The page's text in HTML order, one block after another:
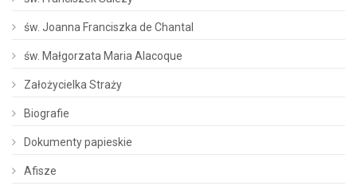
św. Joanna Franciszka de Chantal
św. Małgorzata Maria Alacoque
Założycielka Straży
Biografie
Dokumenty papieskie
Afisze